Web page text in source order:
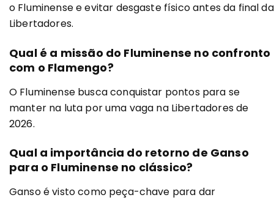
o Fluminense e evitar desgaste físico antes da final da
Libertadores.
Qual é a missão do Fluminense no confronto
com o Flamengo?
O Fluminense busca conquistar pontos para se
manter na luta por uma vaga na Libertadores de
2026.
Qual a importância do retorno de Ganso
para o Fluminense no clássico?
Ganso é visto como peça-chave para dar